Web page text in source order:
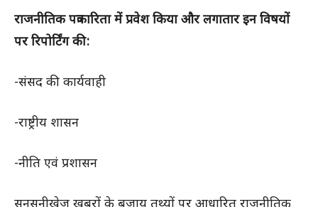
राजनीतिक पत्रकारिता में प्रवेश किया और लगातार इन विषयों
पर रिपोर्टिंग की:
-संसद की कार्यवाही
-राष्ट्रीय शासन
-नीति एवं प्रशासन